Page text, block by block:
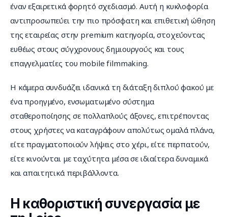
έναν εξαιρετικά φορητό σχεδιασμό. Αυτή η κυκλοφορία
αντιπροσωπεύει την πιο πρόσφατη και επιθετική ώθηση
της εταιρείας στην premium κατηγορία, στοχεύοντας
ευθέως στους σύγχρονους δημιουργούς και τους
επαγγελματίες του mobile filmmaking.
Η κάμερα συνδυάζει ιδανικά τη διάταξη διπλού φακού με
ένα προηγμένο, ενσωματωμένο σύστημα
σταθεροποίησης σε πολλαπλούς άξονες, επιτρέποντας
στους χρήστες να καταγράφουν απολύτως ομαλά πλάνα,
είτε πραγματοποιούν λήψεις στο χέρι, είτε περπατούν,
είτε κινούνται με ταχύτητα μέσα σε ιδιαίτερα δυναμικά
και απαιτητικά περιβάλλοντα.
Η καθοριστική συνεργασία με